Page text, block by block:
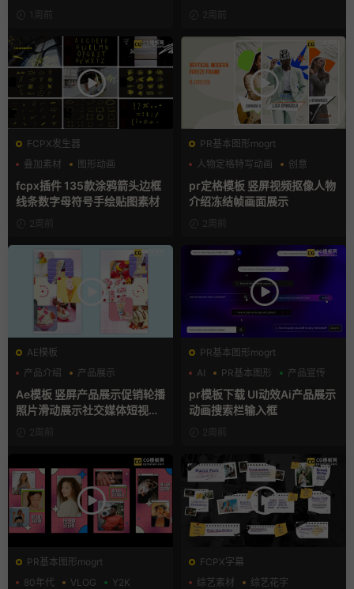
1周前 2周前
FCPX发生器
叠加素材
图形动画
手绘风
fcpx插件 135款涂鸦箭头边框
线条数字母符号手绘贴图素材
2周前
PR基本图形mogrt
人物定格特写动画
创意
动态海报
pr定格模板 竖屏视频抠像人物
介绍冻结帧画面展示
2周前
AE模板
产品介绍
产品展示
卡通模板
Ae模板 竖屏产品展示促销轮播
照片滑动展示社交媒体短视频
片头2周前
PR基本图形mogrt
AI
PR基本图形 产品宣传
pr模板下载 UI动效Ai产品展示
动画搜索栏输入框
2周前
PR基本图形mogrt
80年代
VLOG Y2K
FCPX字幕
综艺素材
综艺花字